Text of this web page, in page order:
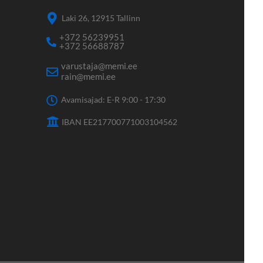
Laki 26, 12915 Tallinn
+372 56239951
+372 56688787
varustaja@memi.ee
rain@memi.ee
Avamisajad: E-R 9:00 - 17:30
IBAN EE217700771003104562